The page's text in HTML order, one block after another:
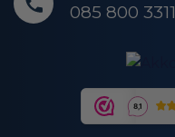
085 800 3311